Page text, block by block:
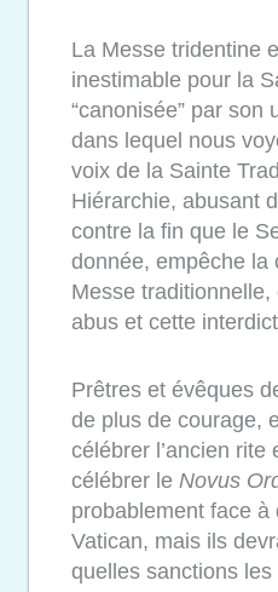
La Messe tridentine
inestimable pour la
“canonisée” par son
dans lequel nous
voix de la Sainte
Hiérarchie, abusant
contre la fin que le
donnée, empêche la
Messe
abus et cette
Prêtres et évêques
de plus de courage,
célébrer l’ancien rite
célébrer le Novus
probablement face à
Vatican, mais ils
quelles sanctions les